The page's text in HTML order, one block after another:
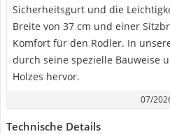
Sicherheitsgurt und die
Breite von 37 cm und einer
Komfort für den Rodler. In
durch seine spezielle Bauweise
Holzes hervor.
07/
Technische Details